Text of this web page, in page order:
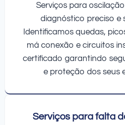
Serviços para
diagnóstico preciso e
Identificamos quedas,
má conexão e circuitos
certificado garantindo
e proteção dos seus
Serviços para falta